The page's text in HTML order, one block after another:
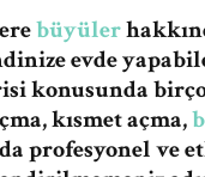
büyüler
evde
konusunda
kısmet açma,
profesyonel ve